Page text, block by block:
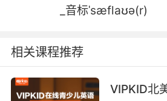
_音标ˈsæflaʊə(r)
相关课程推荐
VIPKID北